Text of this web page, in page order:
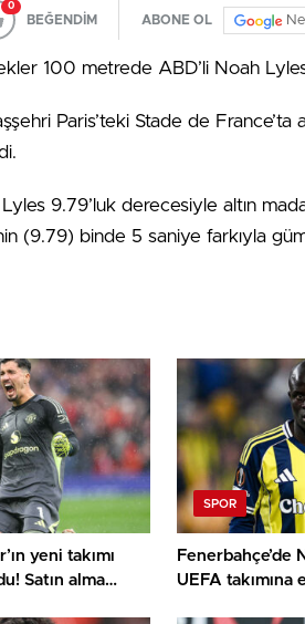
0
BEĞENDİM ABONE OL
100 metrede ABD’li Noah
Paris’teki Stade de
9.79’luk derecesiyle altın
(9.79) binde 5 saniye farkıyla
yeni takımı
Satın alma
SPOR
Fenerbahçe’de
UEFA takımına